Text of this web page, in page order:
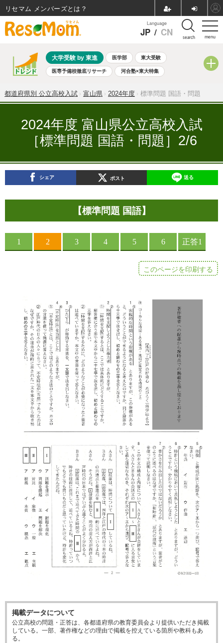
menu
Language
JP / CN search
大学受験 by 東進 医学部 東大受験
医専予備校徹底リサーチ 河合塾×東大特集
共通テスト 夏休み 8月開催学校説明会・相談会
自由研究教材（小学生向け） 自由研究教材（中学生向け）
ランキング
都道府県別 公立高校入試 富山県 2024年度 標準問題 国語・問題
2024年度 富山県公立高校入試
［標準問題 国語・問題］2/6
シェア ポスト 送る
【標準問題 国語】
このページを印刷する
掲載データについて
公立高校の問題・正答は、各都道府県の教育委員会より提供いただき掲載
している。一部、著作権などの理由で掲載を控えている箇所や教科もあ
る。
リセマム メンバーズ